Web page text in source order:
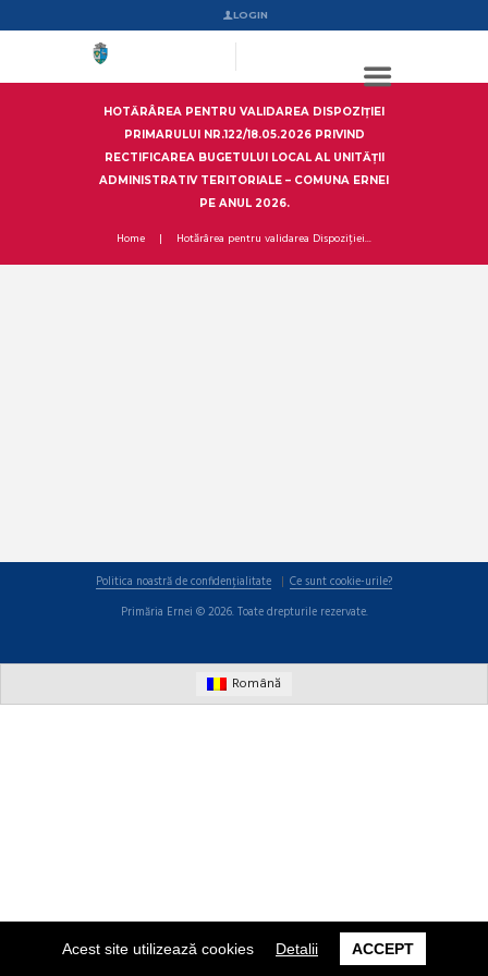
Acest site utilizează cookies Detalii ACCEPT
LOGIN
HOTĂRÂREA PENTRU VALIDAREA DISPOZIȚIEI
PRIMARULUI NR.122/18.05.2026 PRIVIND
RECTIFICAREA BUGETULUI LOCAL AL UNITĂȚII
ADMINISTRATIV TERITORIALE – COMUNA ERNEI
PE ANUL 2026.
Home Hotărârea pentru validarea Dispoziției...
Politica noastră de confidențialitate
Ce sunt cookie-urile?
Primăria Ernei © 2026. Toate drepturile rezervate.
Română